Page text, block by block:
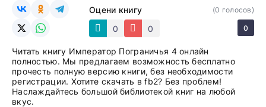
Оцени книгу
0
0
(0 голосов)
0
Читать книгу Император Пограничья 4 онлайн
полностью. Мы предлагаем возможность бесплатно
прочесть полную версию книги, без необходимости
регистрации. Хотите скачать в fb2? Без проблем!
Наслаждайтесь большой библиотекой книг на любой
вкус.